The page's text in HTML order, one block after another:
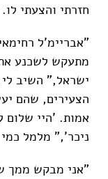
חזרתי והצעתי
"אבריימ'ל
מתעקש לשכנע
ישראל," השיב לי
הצעירים, שהם
אמות. 'היי
ניכר'," מלמל
"אני מבקש ממך